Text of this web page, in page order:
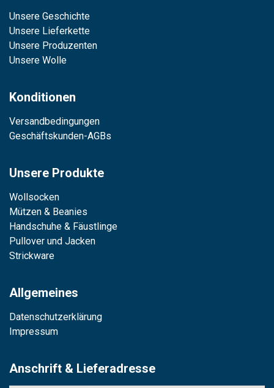
Unsere Geschichte
Unsere Lieferkette
Unsere Produzenten
Unsere Wolle
Konditionen
Versandbedingungen
Geschäftskunden-AGBs
Unsere Produkte
Wollsocken
Mützen & Beanies
Handschuhe & Fäustlinge
Pullover und Jacken
Strickware
Allgemeines
Datenschutzerklärung
Impressum
Anschrift & Lieferadresse